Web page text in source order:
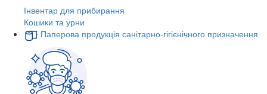
Інвентар для прибирання
Кошики та урни
Паперова продукція санітарно-гігієнічного призначення